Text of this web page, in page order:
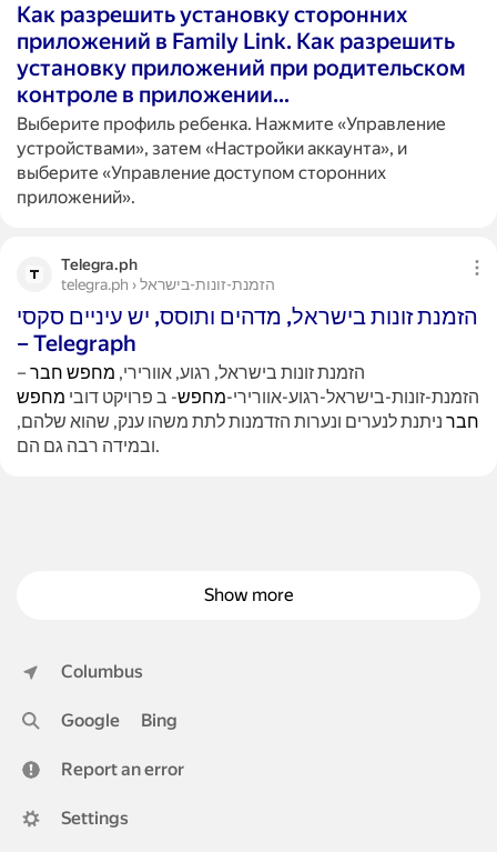
Как разрешить установку сторонних
приложений в Family Link. Как разрешить
установку приложений при родительском
контроле в приложении…
Выберите профиль ребенка. Нажмите «Управление
устройствами», затем «Настройки аккаунта», и
выберите «Управление доступом сторонних
приложений».
Telegra.ph
telegra.ph › הזמנת-זונות-בישראל
הזמנת זונות בישראל, מדהים ותוסס, יש עיניים סקסי
– Telegraph
הזמנת זונות בישראל, רגוע, אוורירי, מחפש חבר –
הזמנת-זונות-בישראל-רגוע-אוורירי-מחפש- ב פרויקט דובי מחפש
חבר ניתנת לנערים ונערות הזדמנות לתת משהו ענק, שהוא שלהם,
ובמידה רבה גם הם.
Show more
Columbus
Google Bing
Report an error
Settings